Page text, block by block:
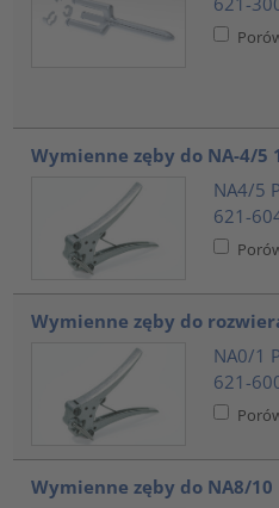
Wymienne zęby do NA-4/5 1
NA4/5
621-
Wymienne zęby do
NA0/1
621-
Wymienne zęby do NA8/10